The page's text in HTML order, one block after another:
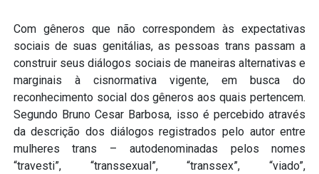
Com gêneros que não correspondem às expectativas
sociais de suas genitálias, as pessoas trans passam a
construir seus diálogos sociais de maneiras alternativas e
marginais à cisnormativa vigente, em busca do
reconhecimento social dos gêneros aos quais pertencem.
Segundo Bruno Cesar Barbosa, isso é percebido através
da descrição dos diálogos registrados pelo autor entre
mulheres trans – autodenominadas pelos nomes
“travesti”, “transsexual”, “transsex”, “viado”,